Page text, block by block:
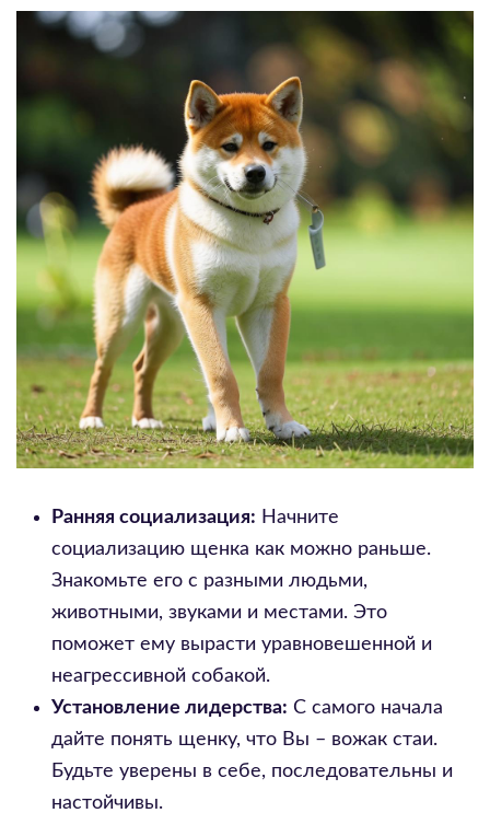
Ранняя социализация: Начните
социализацию щенка как можно раньше.
Знакомьте его с разными людьми,
животными, звуками и местами. Это
поможет ему вырасти уравновешенной и
неагрессивной собакой.
Установление лидерства: С самого начала
дайте понять щенку, что Вы – вожак стаи.
Будьте уверены в себе, последовательны и
настойчивы.